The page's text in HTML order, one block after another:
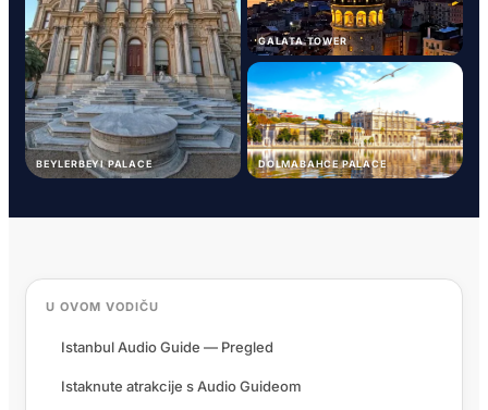
BEYLERBEYI PALACE
GALATA TOWER
DOLMABAHCE PALACE
U OVOM VODIČU
Istanbul Audio Guide — Pregled
Istaknute atrakcije s Audio Guideom